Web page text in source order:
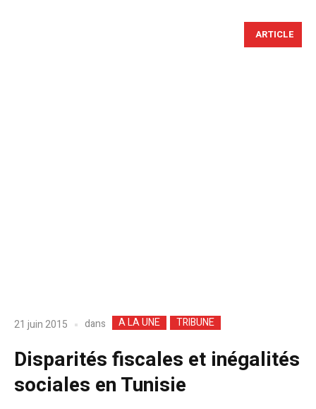
ARTICLE
21 juin 2015 dans A LA UNE TRIBUNE
Disparités fiscales et inégalités
sociales en Tunisie